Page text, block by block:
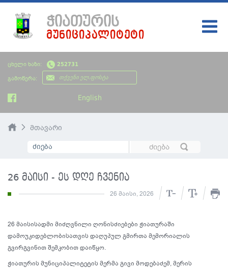
ცხელი ხაზი: 252731
გამოწერა:
English
ᲭᲘᲐᲗᲣᲠᲘᲡ
ᲛᲣᲜᲘᲪᲘᲞᲐᲚᲘᲢᲔᲢᲘ
ᲛᲗᲐᲕᲐᲠᲘ
ᲩᲔᲛᲘ ᲥᲐᲚᲐᲥᲘ
ᲮᲔᲚᲘᲡᲣᲤᲚᲔᲑᲐ
ᲡᲘᲐᲮᲚᲔᲔᲑᲘ
ᲑᲘᲣᲯᲔᲢᲘ
მთავარი
26 მაისი - ეს დღე ჩვენია
26 მაისი, 2026
26 მაისისადმი მიძღვნილი ღონისძიებები ჭიათურაში
დამოუკიდებლობისათვის დაღუპულ გმირთა მემორიალის
გვირგვინით შემკობით დაიწყო.
ჭიათურის მუნიციპალიტეტის მერმა გივი მოდებაძემ, მერის